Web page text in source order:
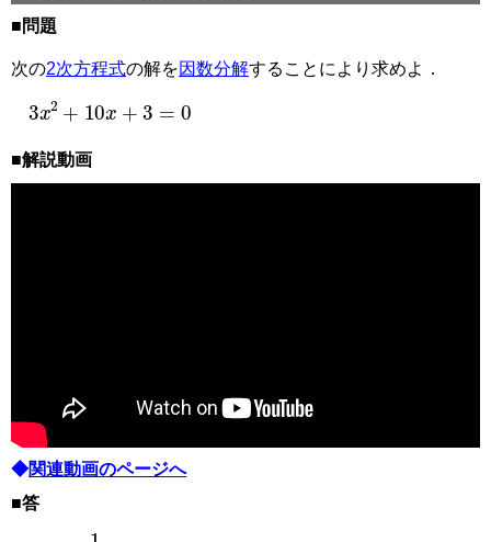
■問題
次の2次方程式の解を因数分解することにより求めよ．
3 x2 10x =0
■解説動画
◆関連動画のページへ
■答